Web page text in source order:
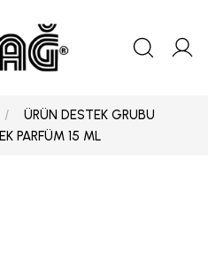
ÜRÜN DESTEK GRUBU
PARFÜM 15 ML